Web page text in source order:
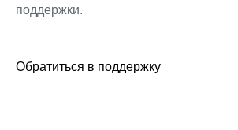
поддержки.
Обратиться в поддержку